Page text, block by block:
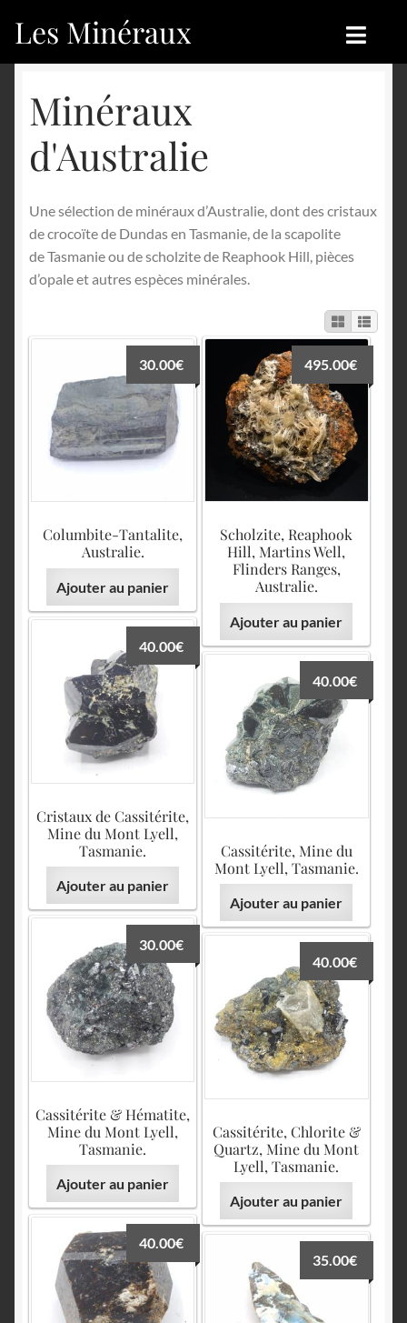
Aller
à
navigation
Aller
au
Les Minéraux
Catégories
Nouveautés
Achat
Mon compte
English
Boutique
Nouveautés
Blog
Achat
Minéraux
d'Australie
Une sélection de minéraux d’Australie, dont des cristaux
de crocoïte de Dundas en Tasmanie, de la scapolite
de Tasmanie ou de scholzite de Reaphook Hill, pièces
d’opale et autres espèces minérales.
Columbite-Tantalite,
Australie.
30.00€
Ajouter au panier
Scholzite, Reaphook
Hill, Martins Well,
Flinders Ranges,
Australie.
495.00€
Ajouter au panier
Cristaux de Cassitérite,
Mine du Mont Lyell,
Tasmanie.
40.00€
Ajouter au panier
Cassitérite, Mine du
Mont Lyell, Tasmanie.
40.00€
Ajouter au panier
Cassitérite & Hématite,
Mine du Mont Lyell,
Tasmanie.
30.00€
Ajouter au panier
Cassitérite, Chlorite &
Quartz, Mine du Mont
Lyell, Tasmanie.
40.00€
Ajouter au panier
40.00€
35.00€